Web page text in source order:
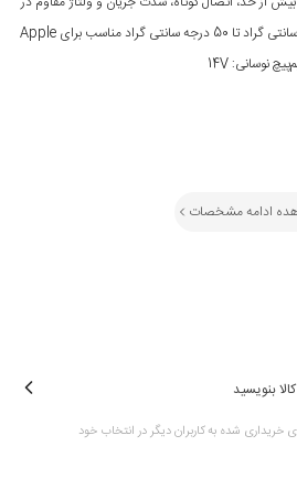
دمای 20- درجه سانتی گراد تا 50 درجه سانتی گراد مناسب برای Apple
ادامه مشخصات
بنویسید
خریداری شده به کاربران دیگر در انتخاب خود